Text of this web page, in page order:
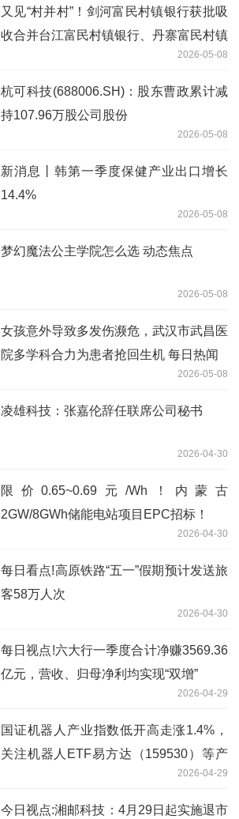
又见“村并村”！剑河富民村镇银行获批吸
收合并台江富民村镇银行、丹寨富民村镇
2026-05-08
杭可科技(688006.SH)：股东曹政累计减
持107.96万股公司股份
2026-05-08
新消息丨韩第一季度保健产业出口增长
14.4%
2026-05-08
梦幻魔法公主学院怎么选 动态焦点
2026-05-08
女孩意外导致多发伤濒危，武汉市武昌医
院多学科合力为患者抢回生机 每日热闻
2026-05-08
凌雄科技：张嘉伦辞任联席公司秘书
2026-04-30
限价0.65~0.69元/Wh！内蒙古
2GW/8GWh储能电站项目EPC招标！
2026-04-30
每日看点!高原铁路“五一”假期预计发送旅
客58万人次
2026-04-30
每日视点!六大行一季度合计净赚3569.36
亿元，营收、归母净利均实现“双增”
2026-04-29
国证机器人产业指数低开高走涨1.4%，
关注机器人ETF易方达（159530）等产
2026-04-29
今日视点:湘邮科技：4月29日起实施退市